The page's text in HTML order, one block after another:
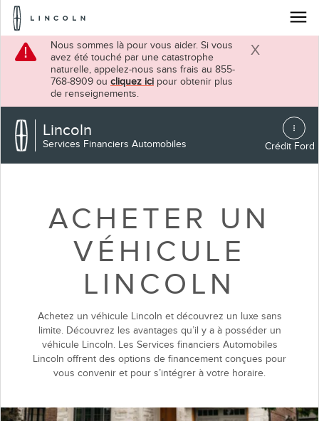
Passer au contenu
Nous sommes là pour vous aider. Si vous
avez été touché par une catastrophe
naturelle, appelez-nous sans frais au 855-
768‑8909 ou cliquez ici pour obtenir plus
de renseignements.
Lincoln
Services Financiers Automobiles Crédit Ford
ACHETER UN
VÉHICULE
LINCOLN
Achetez un véhicule Lincoln et découvrez un luxe sans
limite. Découvrez les avantages qu’il y a à posséder un
véhicule Lincoln. Les Services financiers Automobiles
Lincoln offrent des options de financement conçues pour
vous convenir et pour s’intégrer à votre horaire.